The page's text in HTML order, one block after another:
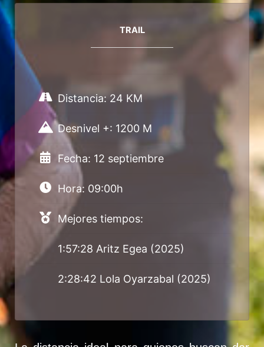
TRAIL
Distancia: 24 KM
Desnivel +: 1200 M
Fecha: 12 septiembre
Hora: 09:00h
Mejores tiempos:
1:57:28 Aritz Egea (2025)
2:28:42 Lola Oyarzabal (2025)